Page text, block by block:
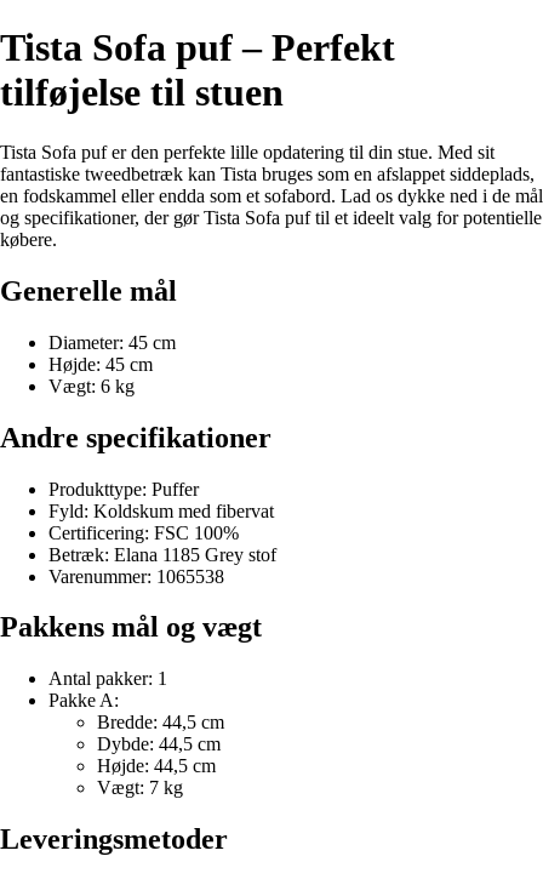
Tista Sofa puf – Perfekt
tilføjelse til stuen
Tista Sofa puf er den perfekte lille opdatering til din stue. Med sit
fantastiske tweedbetræk kan Tista bruges som en afslappet siddeplads,
en fodskammel eller endda som et sofabord. Lad os dykke ned i de mål
og specifikationer, der gør Tista Sofa puf til et ideelt valg for potentielle
købere.
Generelle mål
Diameter: 45 cm
Højde: 45 cm
Vægt: 6 kg
Andre specifikationer
Produkttype: Puffer
Fyld: Koldskum med fibervat
Certificering: FSC 100%
Betræk: Elana 1185 Grey stof
Varenummer: 1065538
Pakkens mål og vægt
Antal pakker: 1
Pakke A:
Bredde: 44,5 cm
Dybde: 44,5 cm
Højde: 44,5 cm
Vægt: 7 kg
Leveringsmetoder